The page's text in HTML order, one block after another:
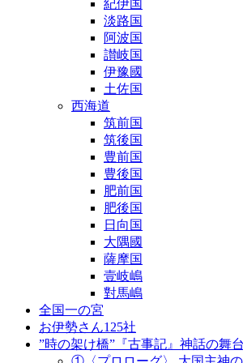
紀伊国
淡路国
阿波国
讃岐国
伊豫國
土佐国
西海道
筑前国
筑後国
豊前国
豊後国
肥前国
肥後国
日向国
大隅國
薩摩国
壹岐嶋
對馬嶋
全国一の宮
お伊勢さん125社
”時の架け橋”『古事記』神話の舞台